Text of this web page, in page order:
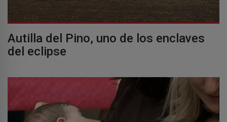
Autilla del Pino, uno de los enclaves
del eclipse